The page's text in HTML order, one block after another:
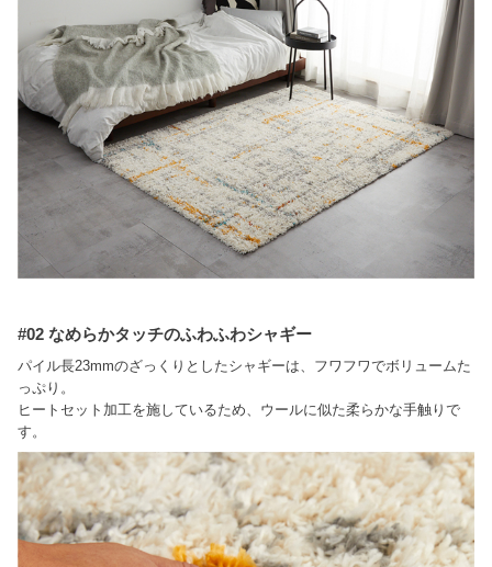
#02 なめらかタッチのふわふわシャギー
パイル長23mmのざっくりとしたシャギーは、フワフワでボリュームた
っぷり。
ヒートセット加工を施しているため、ウールに似た柔らかな手触りで
す。